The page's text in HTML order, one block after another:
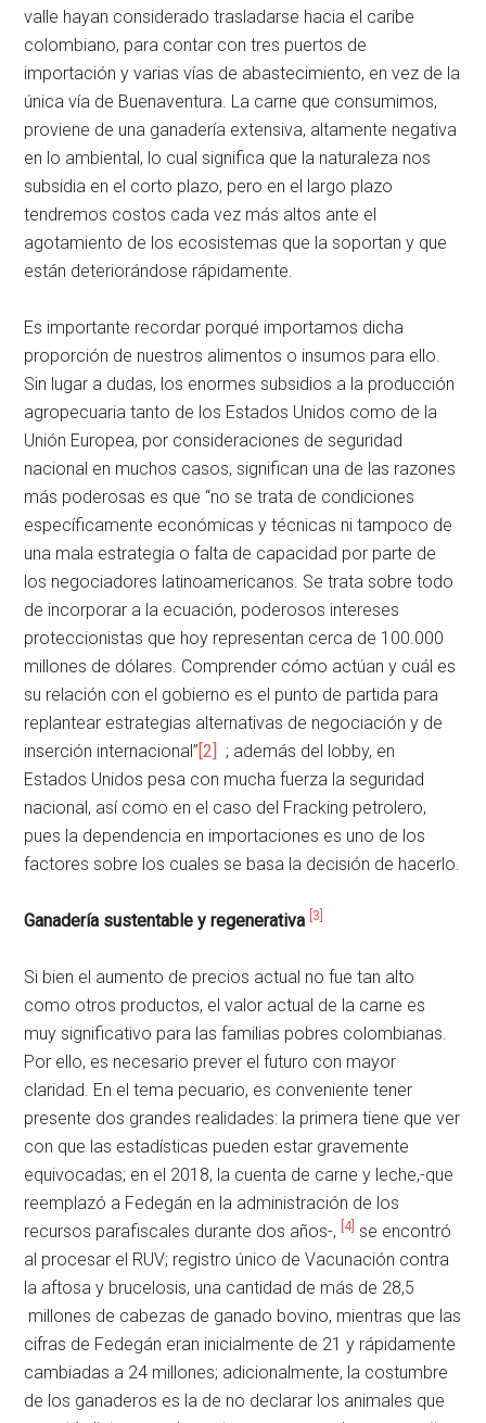
valle hayan considerado trasladarse hacia el caribe
colombiano, para contar con tres puertos de
importación y varias vías de abastecimiento, en vez de la
única vía de Buenaventura. La carne que consumimos,
proviene de una ganadería extensiva, altamente negativa
en lo ambiental, lo cual significa que la naturaleza nos
subsidia en el corto plazo, pero en el largo plazo
tendremos costos cada vez más altos ante el
agotamiento de los ecosistemas que la soportan y que
están deteriorándose rápidamente.
Es importante recordar porqué importamos dicha
proporción de nuestros alimentos o insumos para ello.
Sin lugar a dudas, los enormes subsidios a la producción
agropecuaria tanto de los Estados Unidos como de la
Unión Europea, por consideraciones de seguridad
nacional en muchos casos, significan una de las razones
más poderosas es que “no se trata de condiciones
específicamente económicas y técnicas ni tampoco de
una mala estrategia o falta de capacidad por parte de
los negociadores latinoamericanos. Se trata sobre todo
de incorporar a la ecuación, poderosos intereses
proteccionistas que hoy representan cerca de 100.000
millones de dólares. Comprender cómo actúan y cuál es
su relación con el gobierno es el punto de partida para
replantear estrategias alternativas de negociación y de
inserción internacional”[2] ; además del lobby, en
Estados Unidos pesa con mucha fuerza la seguridad
nacional, así como en el caso del Fracking petrolero,
pues la dependencia en importaciones es uno de los
factores sobre los cuales se basa la decisión de hacerlo.
Ganadería sustentable y regenerativa [3]
Si bien el aumento de precios actual no fue tan alto
como otros productos, el valor actual de la carne es
muy significativo para las familias pobres colombianas.
Por ello, es necesario prever el futuro con mayor
claridad. En el tema pecuario, es conveniente tener
presente dos grandes realidades: la primera tiene que ver
con que las estadísticas pueden estar gravemente
equivocadas; en el 2018, la cuenta de carne y leche,-que
reemplazó a Fedegán en la administración de los
recursos parafiscales durante dos años-,
[4] se encontró
al procesar el RUV; registro único de Vacunación contra
la aftosa y brucelosis, una cantidad de más de 28,5
millones de cabezas de ganado bovino, mientras que las
cifras de Fedegán eran inicialmente de 21 y rápidamente
cambiadas a 24 millones; adicionalmente, la costumbre
de los ganaderos es la de no declarar los animales que